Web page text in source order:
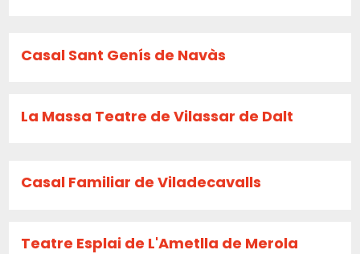
Casal Sant Genís de Navàs
La Massa Teatre de Vilassar de Dalt
Casal Familiar de Viladecavalls
Teatre Esplai de L'Ametlla de Merola